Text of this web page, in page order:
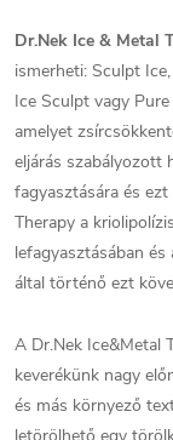
Dr.Nek Ice & Metal
ismerheti: Sculpt
Ice Sculpt vagy
amelyet
eljárás szabályozott
fagyasztására és
Therapy a
lefagyasztásában
által történő ezt
A Dr.Nek Ice&Metal
keverékünk nagy
és más környező